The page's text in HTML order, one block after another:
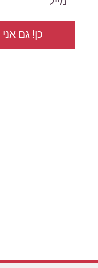
כן! גם